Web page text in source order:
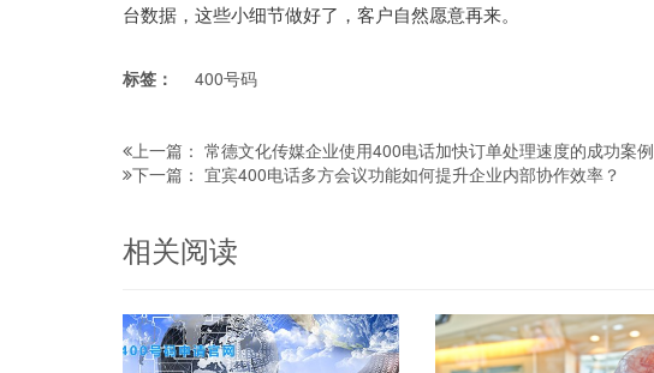
台数据，这些小细节做好了，客户自然愿意再来。
标签： 400号码
上一篇： 常德文化传媒企业使用400电话加快订单处理速度的成功案例
下一篇： 宜宾400电话多方会议功能如何提升企业内部协作效率？
相关阅读